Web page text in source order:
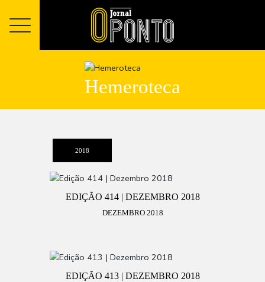
Hemeroteca
2018
EDIÇÃO 414 | DEZEMBRO 2018
DEZEMBRO 2018
EDIÇÃO 413 | DEZEMBRO 2018